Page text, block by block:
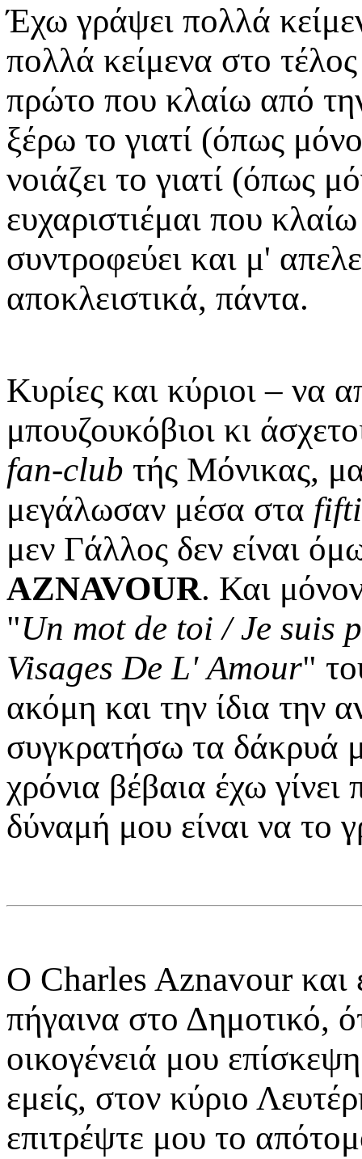
Έχω γράψει πολλά
πολλά κείμενα στο
πρώτο που κλαίω από
ξέρω το γιατί (όπως
νοιάζει το γιατί (όπως
ευχαριστιέμαι που
συντροφεύει και μ'
αποκλειστικά, πάντα.
Κυρίες και κύριοι –
μπουζουκόβιοι κι
fan-club τής Μόνικας,
μεγάλωσαν μέσα στα
μεν Γάλλος δεν είναι
AZNAVOUR. Και
"Un mot de toi / Je suis
Visages De L' Αmour"
ακόμη και την ίδια την
συγκρατήσω τα δάκρυά
χρόνια βέβαια έχω
δύναμή μου είναι να το
Ο Charles Aznavour και
πήγαινα στο Δημοτικό,
οικογένειά μου
εμείς, στον κύριο
επιτρέψτε μου το